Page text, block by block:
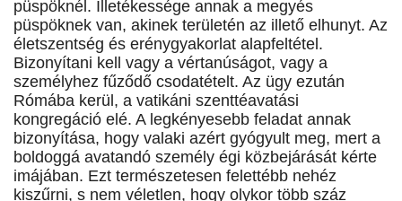
püspöknél. Illetékessége annak a megyés
püspöknek van, akinek területén az illető elhunyt. Az
életszentség és erénygyakorlat alapfeltétel.
Bizonyítani kell vagy a vértanúságot, vagy a
személyhez fűződő csodatételt. Az ügy ezután
Rómába kerül, a vatikáni szenttéavatási
kongregáció elé. A legkényesebb feladat annak
bizonyítása, hogy valaki azért gyógyult meg, mert a
boldoggá avatandó személy égi közbejárását kérte
imájában. Ezt természetesen felettébb nehéz
kiszűrni, s nem véletlen, hogy olykor több száz